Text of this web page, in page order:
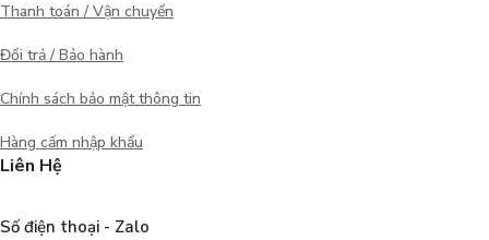
Thanh toán / Vận chuyển
Đổi trả / Bảo hành
Chính sách bảo mật thông tin
Hàng cấm nhập khẩu
Liên Hệ
Số điện thoại - Zalo